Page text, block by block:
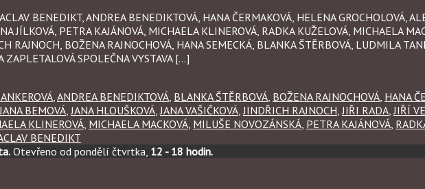
BENEDIKT, ANDREA BENEDIKTOVÁ, HANA ČERMAKOVÁ, HELENA GROCHOLOVÁ,
JÍLKOVÁ, PETRA KAJÁNOVÁ, MICHAELA KLINEROVÁ, RADKA KUŽELOVÁ, MICHAELA
RAJNOCH, BOŽENA RAJNOCHOVÁ, HANA SEMECKÁ, BLANKA ŠTĚRBOVÁ, LUDMILA
ZAPLETALOVÁ SPOLEČNA VYSTAVA […]
ANDREA BENEDIKTOVÁ BLANKA ŠTĚRBOVÁ BOŽENA RAJNOCHOVÁ HANA
JANA BEMOVÁ JANA HLOUŠKOVÁ JANA VAŠIČKOVÁ JINDŘICH RAJNOCH JIŘI RADA JIŘÍ
KLINEROVÁ MICHAELA MACKOVÁ MILUŠE NOVOZÁNSKÁ PETRA KAJÁNOVÁ
BENEDIKT
Otevřeno od pondělí čtvrtka, 12 - 18 hodin.